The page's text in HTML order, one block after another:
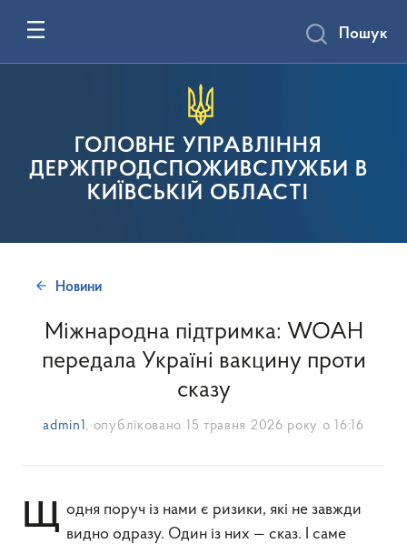
ГОЛОВНЕ УПРАВЛІННЯ
ДЕРЖПРОДСПОЖИВСЛУЖБИ В
КИЇВСЬКІЙ ОБЛАСТІ
Пошук
Новини
Міжнародна підтримка: WOAH
передала Україні вакцину проти
сказу
admin1, опубліковано 15 травня 2026 року о 16:16
Щодня поруч із нами є ризики, які не завжди видно одразу. Один із них — сказ. І саме